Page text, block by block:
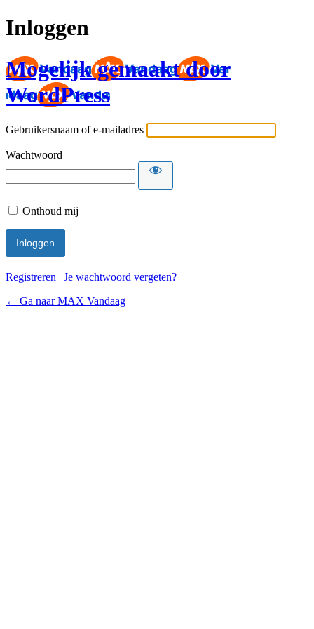
Inloggen
Mogelijk gemaakt door
WordPress
Gebruikersnaam of e-mailadres
Wachtwoord
Onthoud mij
Registreren | Je wachtwoord vergeten?
← Ga naar MAX Vandaag